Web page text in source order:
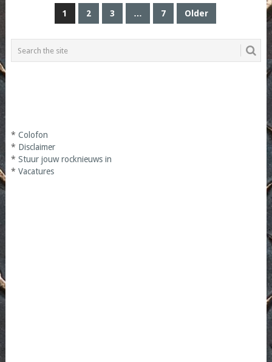
1 2 3 … 7 Older
* Colofon
* Disclaimer
* Stuur jouw rocknieuws in
* Vacatures